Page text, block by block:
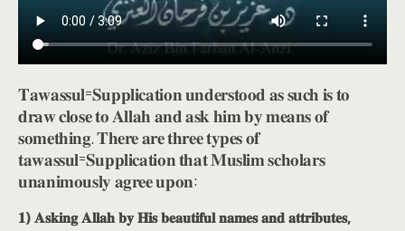
𝐓𝐚𝐰𝐚𝐬𝐬𝐮𝐥=𝐒𝐮𝐩𝐩𝐥𝐢𝐜𝐚𝐭𝐢𝐨𝐧 𝐮𝐧𝐝𝐞𝐫𝐬𝐭𝐨𝐨𝐝 𝐚𝐬 𝐬𝐮𝐜𝐡 𝐢𝐬 𝐭𝐨
𝐝𝐫𝐚𝐰 𝐜𝐥𝐨𝐬𝐞 𝐭𝐨 𝐀𝐥𝐥𝐚𝐡 𝐚𝐧𝐝 𝐚𝐬𝐤 𝐡𝐢𝐦 𝐛𝐲 𝐦𝐞𝐚𝐧𝐬 𝐨𝐟
𝐬𝐨𝐦𝐞𝐭𝐡𝐢𝐧𝐠. 𝐓𝐡𝐞𝐫𝐞 𝐚𝐫𝐞 𝐭𝐡𝐫𝐞𝐞 𝐭𝐲𝐩𝐞𝐬 𝐨𝐟
𝐭𝐚𝐰𝐚𝐬𝐬𝐮𝐥=𝐒𝐮𝐩𝐩𝐥𝐢𝐜𝐚𝐭𝐢𝐨𝐧 𝐭𝐡𝐚𝐭 𝐌𝐮𝐬𝐥𝐢𝐦 𝐬𝐜𝐡𝐨𝐥𝐚𝐫𝐬
𝐮𝐧𝐚𝐧𝐢𝐦𝐨𝐮𝐬𝐥𝐲 𝐚𝐠𝐫𝐞𝐞 𝐮𝐩𝐨𝐧:
𝟏) 𝐀𝐬𝐤𝐢𝐧𝐠 𝐀𝐥𝐥𝐚𝐡 𝐛𝐲 𝐇𝐢𝐬 𝐛𝐞𝐚𝐮𝐭𝐢𝐟𝐮𝐥 𝐧𝐚𝐦𝐞𝐬 𝐚𝐧𝐝 𝐚𝐭𝐭𝐫𝐢𝐛𝐮𝐭𝐞𝐬,